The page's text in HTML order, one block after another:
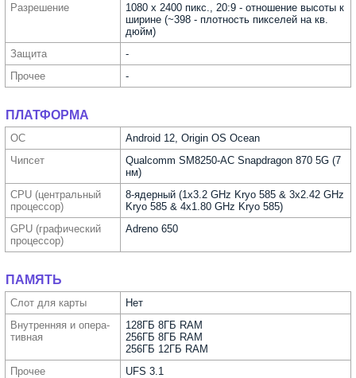
Разре­шение
1080 x 2400 пикс., 20:9 - отношение высоты к
ширине (~398 - плотность пикселей на кв.
дюйм)
Защита
-
Прочее
-
ПЛАТФОРМА
ОС
Android 12, Origin OS Ocean
Чипсет
Qualcomm SM8250-AC Snapdragon 870 5G (7
нм)
CPU (централь­ный
процес­сор)
8-ядерный (1x3.2 GHz Kryo 585 & 3x2.42 GHz
Kryo 585 & 4x1.80 GHz Kryo 585)
GPU (графи­ческий
процес­сор)
Adreno 650
ПАМЯТЬ
Слот для карты
Нет
Внутрен­няя и опера­
тивная
128ГБ 8ГБ RAM
256ГБ 8ГБ RAM
256ГБ 12ГБ RAM
Прочее
UFS 3.1